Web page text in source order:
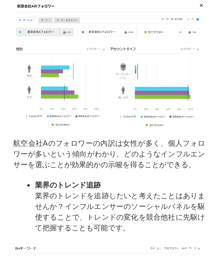
航空会社Aのフォロワーの内訳は女性が多く、個人フォロ
ワーが多いという傾向がわかり、どのようなインフルエン
サーを選ぶことが効果的かの示唆を得ることができる。
業界のトレンド追跡
業界のトレンドを追跡したいと考えたことはありま
せんか？インフルエンサーのソーシャルパネルを駆
使することで、トレンドの変化を競合他社に先駆け
て把握することも可能です。